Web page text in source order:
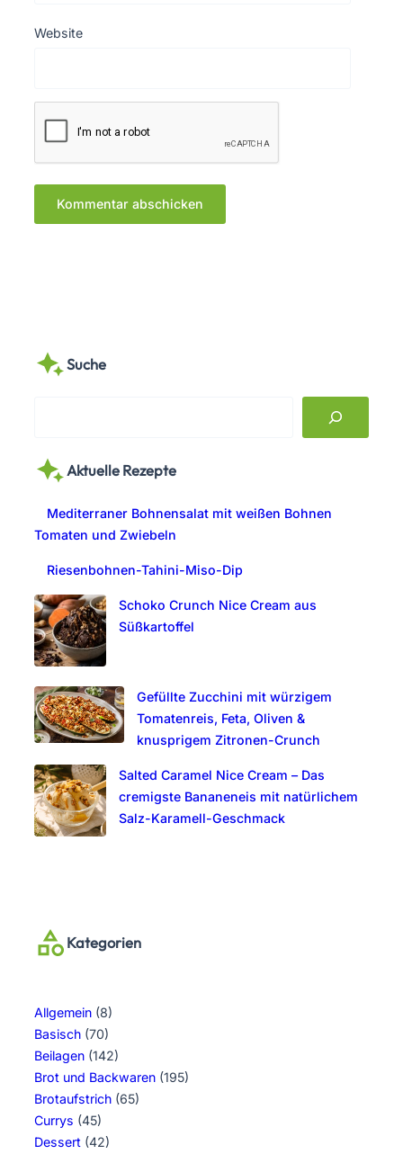
Website
Suche
r
Aktuelle Rezepte
Mediterraner Bohnensalat mit weißen Bohnen
Tomaten und Zwiebeln
Riesenbohnen-Tahini-Miso-Dip
Schoko Crunch Nice Cream aus
Süßkartoffel
Gefüllte Zucchini mit würzigem
Tomatenreis, Feta, Oliven &
knusprigem Zitronen-Crunch
Salted Caramel Nice Cream – Das
cremigste Bananeneis mit natürlichem
Salz-Karamell-Geschmack
Kategorien
Allgemein (8)
Basisch (70)
Beilagen (142)
Brot und Backwaren (195)
Brotaufstrich (65)
Currys (45)
Dessert (42)